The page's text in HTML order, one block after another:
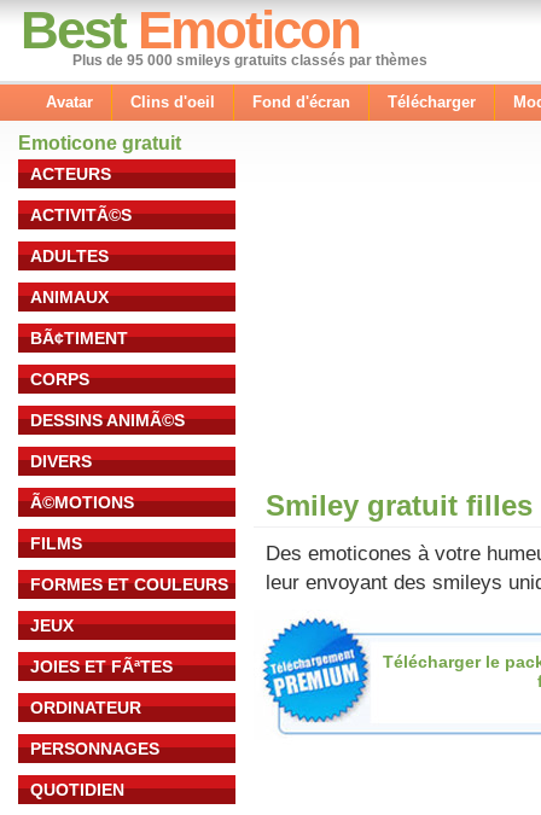
Best Emoticon
Plus de 95 000 smileys gratuits classés par thèmes
Avatar Clins d'oeil Fond d'écran Télécharger
Emoticone gratuit
ACTEURS
ACTIVITÃ©S
ADULTES
ANIMAUX
BÃ¢TIMENT
CORPS
DESSINS ANIMÃ©S
DIVERS
Ã©MOTIONS
FILMS
FORMES ET COULEURS
JEUX
JOIES ET FÃªTES
ORDINATEUR
PERSONNAGES
QUOTIDIEN
Smiley gratuit filles
Des emoticones à votre
leur envoyant des smileys
Télécharger le